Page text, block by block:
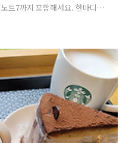
트7까지 포함해서요. 한마디로
로, 갤럭시탭S7+ 등 노트북과
불편하게 왜 쓰나 그랬는데요.
계심이랄까요. 그런게 완전히
야할 시기에 아이폰12미니를 구
너무 커서 상대적으로 아주 작
도 하고, 아이폰은 어떨까 궁금